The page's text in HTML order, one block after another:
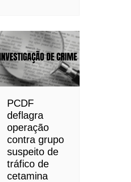
PCDF
deflagra
operação
contra grupo
suspeito de
tráfico de
cetamina